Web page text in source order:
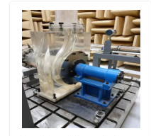
À la maison